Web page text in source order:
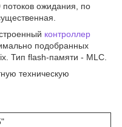
потоков ожидания, по
контроллер
подобранных
Тип flash-памяти - MLC.
техническую